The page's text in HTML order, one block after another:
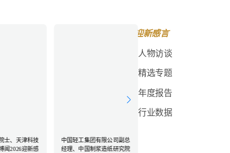
士、天津科技
闻2026迎新感
中国轻工集团有限公司副总
经理、中国制浆造纸研究院
迎新感言
人物访谈
精选专题
年度报告
行业数据